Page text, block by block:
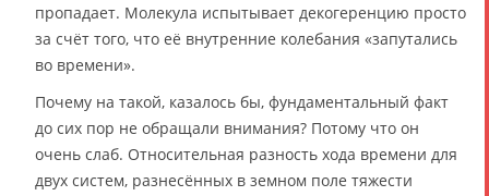
пропадает. Молекула испытывает декогеренцию просто
за счёт того, что её внутренние колебания «запутались
во времени».
Почему на такой, казалось бы, фундаментальный факт
до сих пор не обращали внимания? Потому что он
очень слаб. Относительная разность хода времени для
двух систем, разнесённых в земном поле тяжести